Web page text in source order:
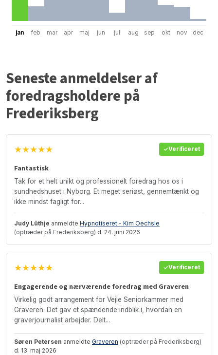
jan feb mar apr maj jun jul aug sep okt nov dec
Seneste anmeldelser af
foredragsholdere på
Frederiksberg
★★★★★ Verificeret
Fantastisk
Tak for et helt unikt og professionelt foredrag hos os i
sundhedshuset i Nyborg. Et meget seriøst, gennemtænkt og
ikke mindst fagligt for...
Judy Lüthje anmeldte Hypnotiseret - Kim Oechsle
(optræder på Frederiksberg) d. 24. juni 2026
★★★★★ Verificeret
Engagerende og nærværende foredrag med Graveren
Virkelig godt arrangement for Vejle Seniorkammer med
Graveren. Det gav et spændende indblik i, hvordan en
graverjournalist arbejder. Delt...
Søren Petersen anmeldte Graveren (optræder på Frederiksberg)
d. 13. maj 2026